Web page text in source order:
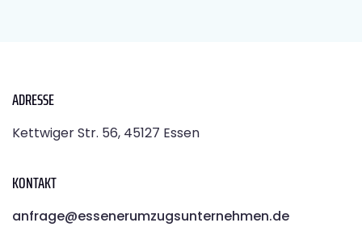
ADRESSE
Kettwiger Str. 56, 45127 Essen
KONTAKT
anfrage@essenerumzugsunternehmen.de